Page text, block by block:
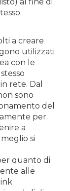
a creare
utilizzati
con le
rete. Dal
sono
del
per
a
si
quanto di
alle